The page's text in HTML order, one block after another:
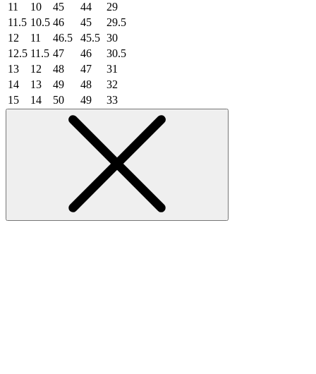
11
10 45 44
29
11.5 10.5 46 45
29.5
12
11 46.5 45.5 30
12.5 11.5 47 46
30.5
13
12 48 47
31
14
13 49 48
32
15
14 50 49 33